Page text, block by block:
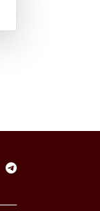
Telegram